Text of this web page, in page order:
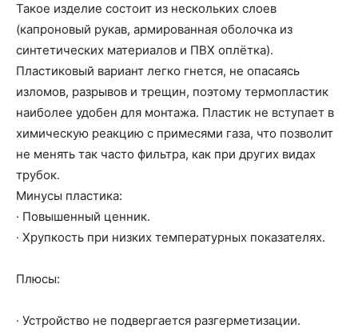
Такое изделие состоит из нескольких слоев
(капроновый рукав, армированная оболочка из
синтетических материалов и ПВХ оплётка).
Пластиковый вариант легко гнется, не опасаясь
изломов, разрывов и трещин, поэтому термопластик
наиболее удобен для монтажа. Пластик не вступает в
химическую реакцию с примесями газа, что позволит
не менять так часто фильтра, как при других видах
трубок.
Минусы пластика:
· Повышенный ценник.
· Хрупкость при низких температурных показателях.
Плюсы:
· Устройство не подвергается разгерметизации.